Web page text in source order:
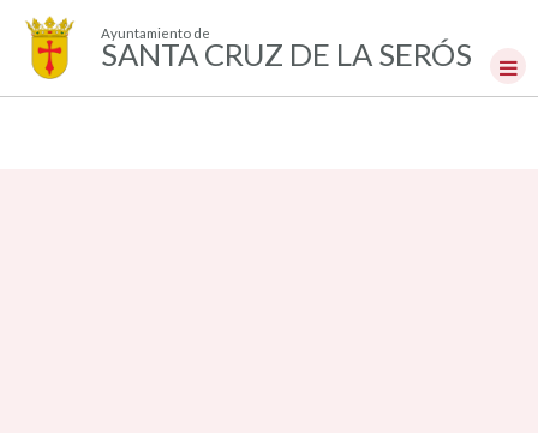
Ayuntamiento de
SANTA CRUZ DE LA SERÓS